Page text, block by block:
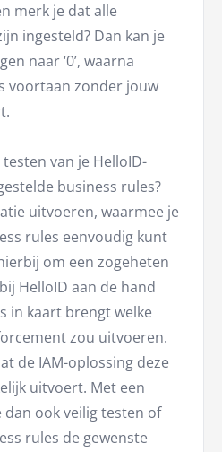
merk je dat alle
ingesteld? Dan kan je
naar ‘0’, waarna
voortaan zonder jouw
van je HelloID-
business rules?
uitvoeren, waarmee je
rules eenvoudig kunt
om een zogeheten
HelloID aan de hand
in kaart brengt welke
zou uitvoeren.
de IAM-oplossing deze
uitvoert. Met een
dan ook veilig testen of
rules de gewenste